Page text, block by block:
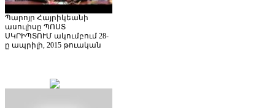
Պարոյր Հայրիկեանի
ասուլիսը ՊՈՍՏ
ՍԿՐԻՊՏՈՒՄ ակումբում 28-
ը ապրիլի, 2015 թուական